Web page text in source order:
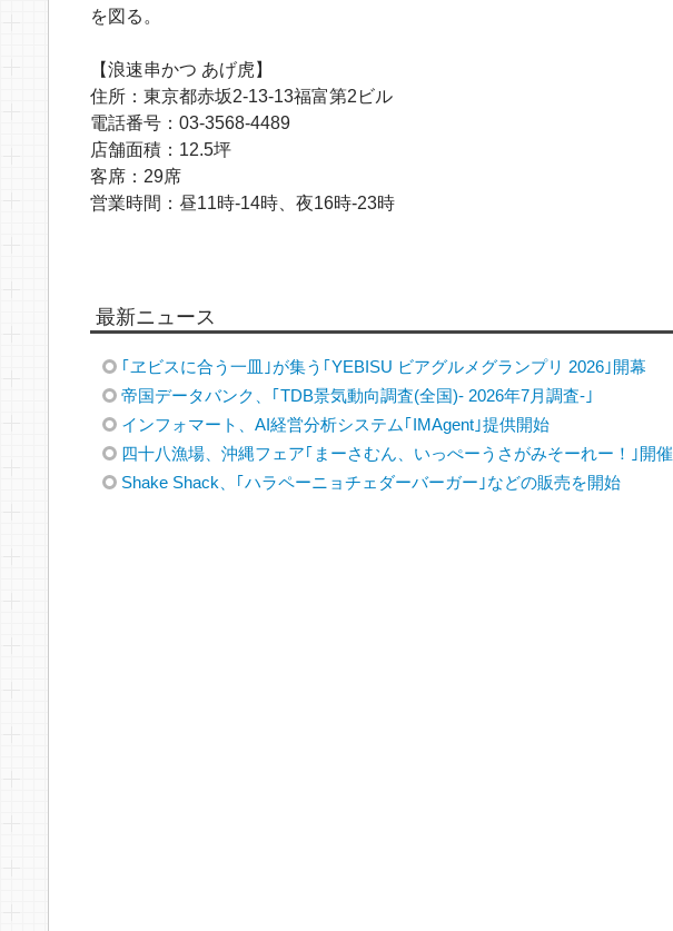
を図る。
【浪速串かつ あげ虎】
住所：東京都赤坂2-13-13福富第2ビル
電話番号：03-3568-4489
店舗面積：12.5坪
客席：29席
営業時間：昼11時-14時、夜16時-23時
最新ニュース
｢ヱビスに合う一皿｣が集う｢YEBISU ビアグルメグランプリ 2026｣開幕
帝国データバンク、｢TDB景気動向調査(全国)- 2026年7月調査-｣
インフォマート、AI経営分析システム｢IMAgent｣提供開始
四十八漁場、沖縄フェア｢まーさむん、いっぺーうさがみそーれー！｣開催
Shake Shack、｢ハラペーニョチェダーバーガー｣などの販売を開始